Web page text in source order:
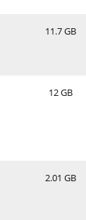
11.7 GB
12 GB
2.01 GB